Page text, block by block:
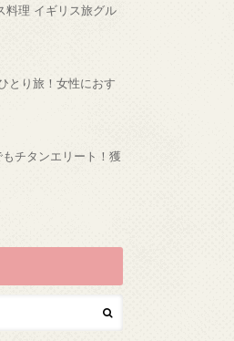
料理 イギリス旅グル
とり旅！女性におす
チタンエリート！獲